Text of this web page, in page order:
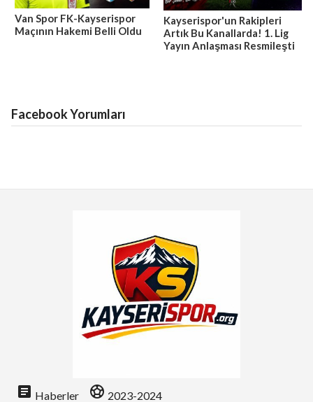
Van Spor FK-Kayserispor
Maçının Hakemi Belli Oldu
Kayserispor'un Rakipleri
Artık Bu Kanallarda! 1. Lig
Yayın Anlaşması Resmileşti
Facebook Yorumları
article Haberler sports_soccer 2023-2024